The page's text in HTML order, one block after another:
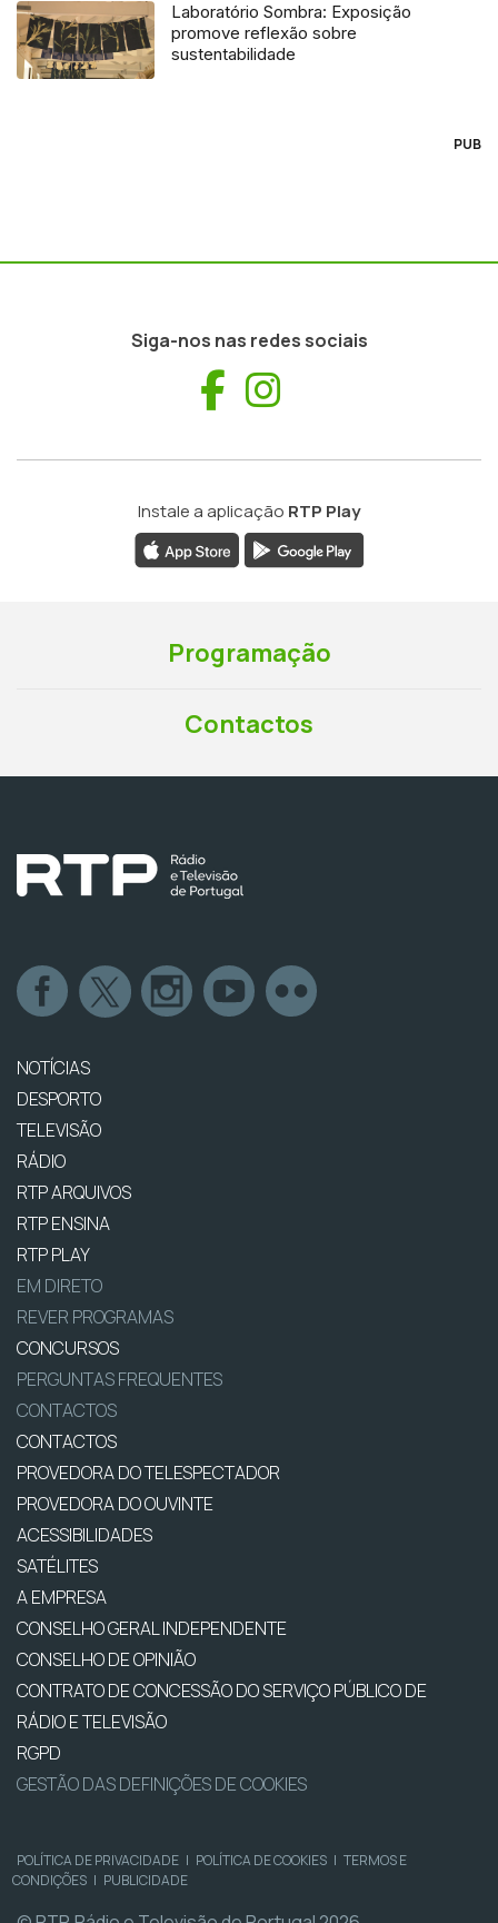
Laboratório Sombra: Exposição
promove reflexão sobre
sustentabilidade
PUB
Siga-nos nas redes sociais
Facebook
Instale a aplicação RTP Play
Programação
Contactos
NOTÍCIAS
DESPORTO
TELEVISÃO
RÁDIO
RTP ARQUIVOS
RTP ENSINA
RTP PLAY
EM DIRETO
REVER PROGRAMAS
CONCURSOS
PERGUNTAS FREQUENTES
CONTACTOS
CONTACTOS
PROVEDORA DO TELESPECTADOR
PROVEDORA DO OUVINTE
ACESSIBILIDADES
SATÉLITES
A EMPRESA
CONSELHO GERAL INDEPENDENTE
CONSELHO DE OPINIÃO
CONTRATO DE CONCESSÃO DO SERVIÇO PÚBLICO DE
RÁDIO E TELEVISÃO
RGPD
GESTÃO DAS DEFINIÇÕES DE COOKIES
POLÍTICA DE PRIVACIDADE | POLÍTICA DE COOKIES | TERMOS E
CONDIÇÕES | PUBLICIDADE